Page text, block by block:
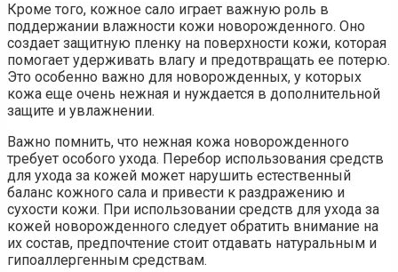
Кроме того, кожное сало играет важную роль в
поддержании влажности кожи новорожденного. Оно
создает защитную пленку на поверхности кожи, которая
помогает удерживать влагу и предотвращать ее потерю.
Это особенно важно для новорожденных, у которых
кожа еще очень нежная и нуждается в дополнительной
защите и увлажнении.
Важно помнить, что нежная кожа новорожденного
требует особого ухода. Перебор использования средств
для ухода за кожей может нарушить естественный
баланс кожного сала и привести к раздражению и
сухости кожи. При использовании средств для ухода за
кожей новорожденного следует обратить внимание на
их состав, предпочтение стоит отдавать натуральным и
гипоаллергенным средствам.